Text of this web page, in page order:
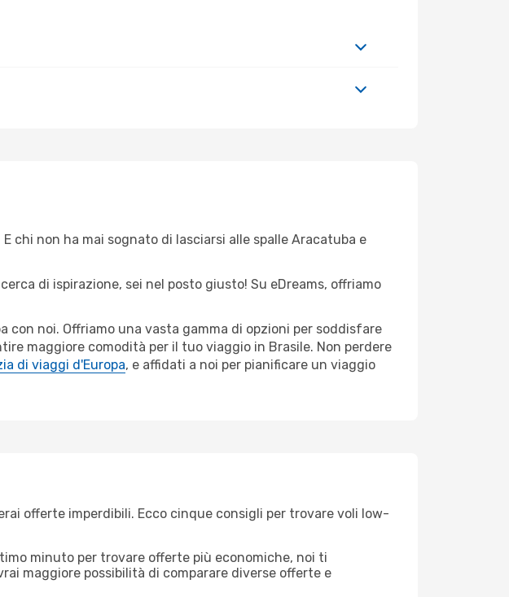
chi non ha mai sognato di lasciarsi alle spalle Aracatuba e
di ispirazione, sei nel posto giusto! Su eDreams, offriamo
noi. Offriamo una vasta gamma di opzioni per soddisfare
maggiore comodità per il tuo viaggio in Brasile. Non perdere
di viaggi d'Europa, e affidati a noi per pianificare un viaggio
offerte imperdibili. Ecco cinque consigli per trovare voli low-
minuto per trovare offerte più economiche, noi ti
maggiore possibilità di comparare diverse offerte e